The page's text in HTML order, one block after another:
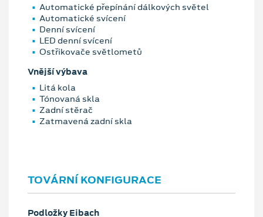
Automatické přepínání dálkových světel
Automatické svícení
Denní svícení
LED denní svícení
Ostřikovače světlometů
Vnější výbava
Litá kola
Tónovaná skla
Zadní stěrač
Zatmavená zadní skla
TOVÁRNÍ KONFIGURACE
Podložky Eibach